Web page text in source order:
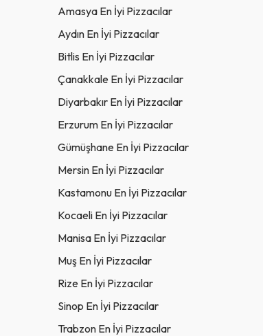
Amasya En İyi Pizzacılar
Aydın En İyi Pizzacılar
Bitlis En İyi Pizzacılar
Çanakkale En İyi Pizzacılar
Diyarbakır En İyi Pizzacılar
Erzurum En İyi Pizzacılar
Gümüşhane En İyi Pizzacılar
Mersin En İyi Pizzacılar
Kastamonu En İyi Pizzacılar
Kocaeli En İyi Pizzacılar
Manisa En İyi Pizzacılar
Muş En İyi Pizzacılar
Rize En İyi Pizzacılar
Sinop En İyi Pizzacılar
Trabzon En İyi Pizzacılar